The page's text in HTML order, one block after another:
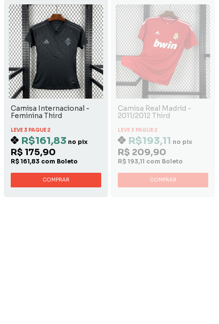
Camisa Internacional -
Feminina Third
LEVE 3 PAGUE 2
R$161,83 no pix
R$ 175,90
R$ 161,83 com Boleto
COMPRAR
Camisa Real Madrid -
2011/2012 Third
LEVE 3 PAGUE 2
R$193,11 no pix
R$ 209,90
R$ 193,11 com Boleto
COMPRAR